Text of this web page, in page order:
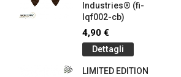
Industries® (fi-
lqf002-cb)
4,90 €
Dettagli
LIMITED EDITION